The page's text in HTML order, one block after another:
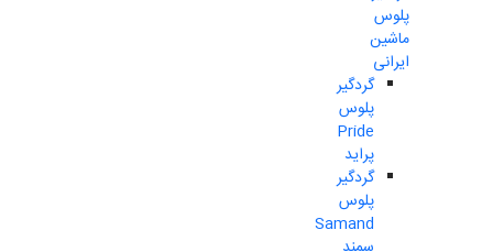
پلوس
ماشین
ایرانی
گردگیر
پلوس
Pride
پراید
گردگیر
پلوس
Samand